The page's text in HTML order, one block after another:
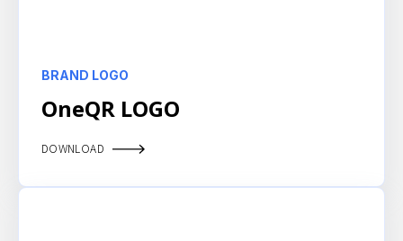
BRAND LOGO
OneQR LOGO
DOWNLOAD